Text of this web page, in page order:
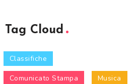
Tag Cloud
Classifiche
Comunicato Stampa Musica